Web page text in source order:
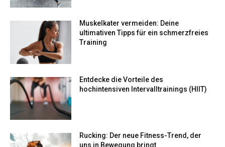
Muskelkater vermeiden: Deine
ultimativen Tipps für ein schmerzfreies
Training
Entdecke die Vorteile des
hochintensiven Intervalltrainings (HIIT)
Rucking: Der neue Fitness-Trend, der
uns in Bewegung bringt